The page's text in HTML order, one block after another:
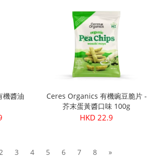
機醬油
Ceres Organics 有機豌豆脆片 -
芥末蛋黃醬口味 100g
HKD 22.9
3 4 5 6 7 8 »